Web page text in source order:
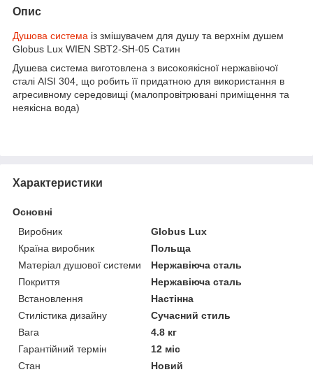
Опис
Душова система із змішувачем для душу та верхнім душем
Globus Lux WIEN SBT2-SH-05 Сатин
Душева система виготовлена з високоякісної нержавіючої
сталі AISI 304, що робить її придатною для використання в
агресивному середовищі (малопровітрювані приміщення та
неякісна вода)
Характеристики
Основні
Виробник
Globus Lux
Країна виробник
Польща
Матеріал душової системи
Нержавіюча сталь
Покриття
Нержавіюча сталь
Встановлення
Настінна
Стилістика дизайну
Сучасний стиль
Вага
4.8 кг
Гарантійний термін
12 міс
Стан
Новий